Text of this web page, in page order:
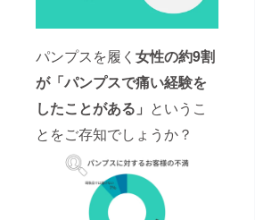
パンプスを履く 女性の約9割
が「パンプスで痛い経験を
したことがある」 というこ
とをご存知でしょうか？